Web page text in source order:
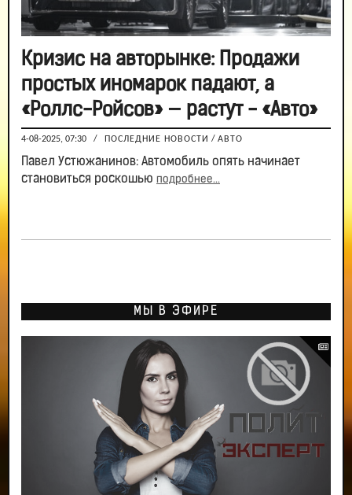
Кризис на авторынке: Продажи
простых иномарок падают, а
«Роллс-Ройсов» — растут - «Авто»
4-08-2025, 07:30 / ПОСЛЕДНИЕ НОВОСТИ / АВТО
Павел Устюжанинов: Автомобиль опять начинает
становиться роскошью подробнее...
МЫ В ЭФИРЕ